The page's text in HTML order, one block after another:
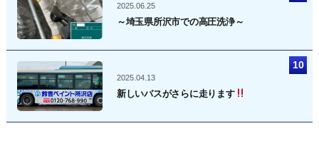
2025.06.25
～埼玉県所沢市での高圧洗浄～
2025.04.13
新しいバスがさらに走ります